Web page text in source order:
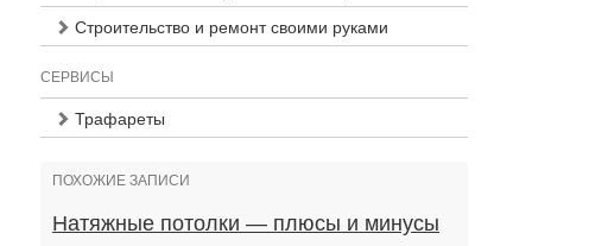
Строительство и ремонт своими руками
СЕРВИСЫ
Трафареты
ПОХОЖИЕ ЗАПИСИ
Натяжные потолки — плюсы и минусы